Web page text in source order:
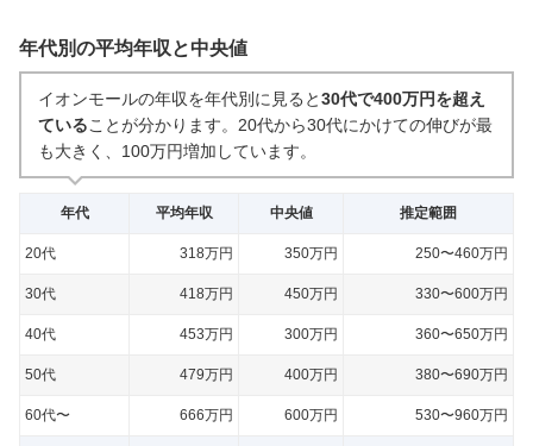
年代別の平均年収と中央値
イオンモールの年収を年代別に見ると30代で400万円を超え
ていることが分かります。 20代から30代にかけての伸びが最
も大きく、100万円増加しています。
年代 平均年収 中央値 推定範囲
20代 318万円 350万円 250〜460万円
30代 418万円 450万円 330〜600万円
40代 453万円 300万円 360〜650万円
50代 479万円 400万円 380〜690万円
60代〜 666万円 600万円 530〜960万円